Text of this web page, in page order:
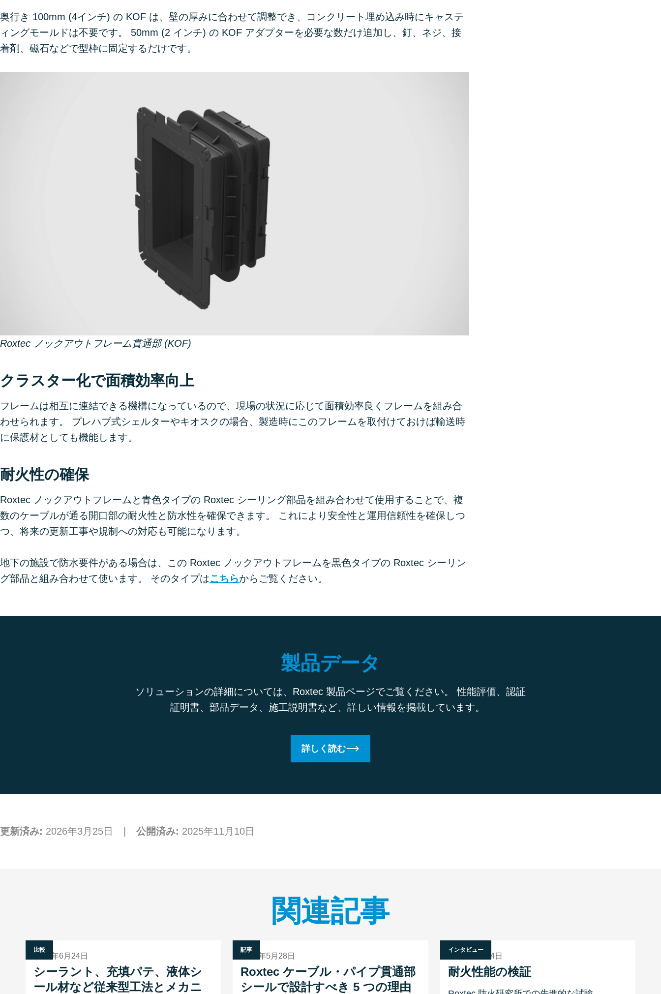
奥行き 100mm (4インチ) の KOF は、壁の厚みに合わせて調整でき、コンクリート埋め込み時にキャステ
ィングモールドは不要です。 50mm (2 インチ) の KOF アダプターを必要な数だけ追加し、釘、ネジ、接
着剤、磁石などで型枠に固定するだけです。
Roxtec ノックアウトフレーム貫通部 (KOF)
クラスター化で面積効率向上
フレームは相互に連結できる機構になっているので、現場の状況に応じて面積効率良くフレームを組み合
わせられます。 プレハブ式シェルターやキオスクの場合、製造時にこのフレームを取付けておけば輸送時
に保護材としても機能します。
耐火性の確保
Roxtec ノックアウトフレームと青色タイプの Roxtec シーリング部品を組み合わせて使用することで、複
数のケーブルが通る開口部の耐火性と防水性を確保できます。 これにより安全性と運用信頼性を確保しつ
つ、将来の更新工事や規制への対応も可能になります。
地下の施設で防水要件がある場合は、この Roxtec ノックアウトフレームを黒色タイプの Roxtec シーリン
グ部品と組み合わせて使います。 そのタイプはこちらからご覧ください。
製品データ
ソリューションの詳細については、Roxtec 製品ページでご覧ください。 性能評価、認証
証明書、部品データ、施工説明書など、詳しい情報を掲載しています。
詳しく読む
更新済み: 2026年3月25日 公開済み: 2025年11月10日
関連記事
比較
2025年6月24日
シーラント、充填パテ、液体シ
ール材など従来型工法とメカニ
記事
2024年5月28日
Roxtec ケーブル・パイプ貫通部
シールで設計すべき 5 つの理由
インタビュー
2022年3月14日
耐火性能の検証